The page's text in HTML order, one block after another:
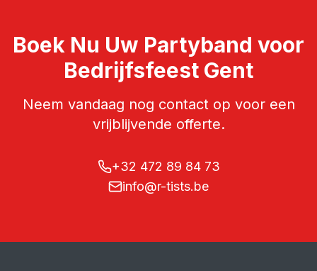
Boek Nu Uw Partyband voor
Bedrijfsfeest Gent
Neem vandaag nog contact op voor een
vrijblijvende offerte.
+32 472 89 84 73
info@r-tists.be